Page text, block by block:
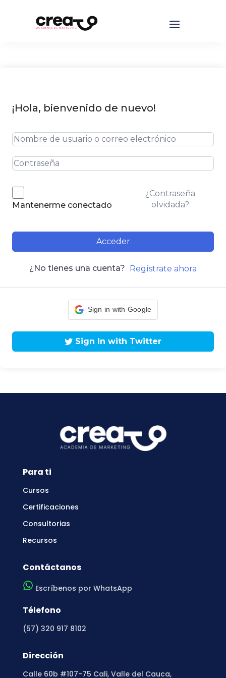
¡Hola, bienvenido de nuevo!
Mantenerme conectado
¿Contraseña
olvidada?
Acceder
¿No tienes una cuenta? Regístrate ahora
Sign in with Google
Sign In with Twitter
Para ti
Cursos
Certificaciones
Consultorias
Recursos
Contáctanos
Escríbenos por WhatsApp
Télefono
(57) 320 917 8102
Dirección
Calle 60b #107-75 Cali, Valle del Cauca,